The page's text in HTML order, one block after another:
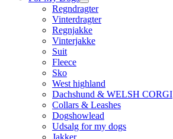
Regndragter
Vinterdragter
Regnjakke
Vinterjakke
Suit
Fleece
Sko
West highland
Dachshund & WELSH CORGI
Collars & Leashes
Dogshowlead
Udsalg for my dogs
Jakker